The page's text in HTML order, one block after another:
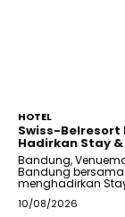
HOTEL
Swiss-Belresort
Hadirkan Stay
Bandung,
Bandung
menghadirkan
10/08/2026